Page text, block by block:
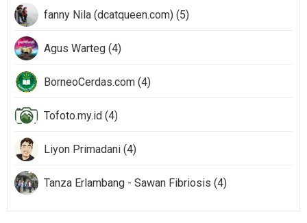
fanny Nila (dcatqueen.com) (5)
Agus Warteg (4)
BorneoCerdas.com (4)
Tofoto.my.id (4)
Liyon Primadani (4)
Tanza Erlambang - Sawan Fibriosis (4)